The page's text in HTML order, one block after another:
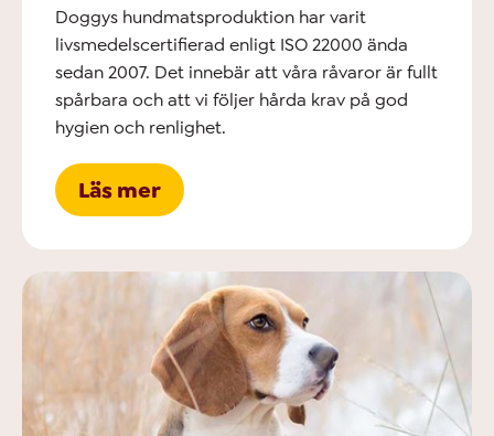
Doggys hundmatsproduktion har varit
livsmedelscertifierad enligt ISO 22000 ända
sedan 2007. Det innebär att våra råvaror är fullt
spårbara och att vi följer hårda krav på god
hygien och renlighet.
Läs mer